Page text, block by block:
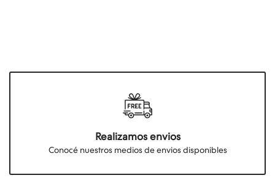
Realizamos envios
Conocé nuestros medios de envios disponibles